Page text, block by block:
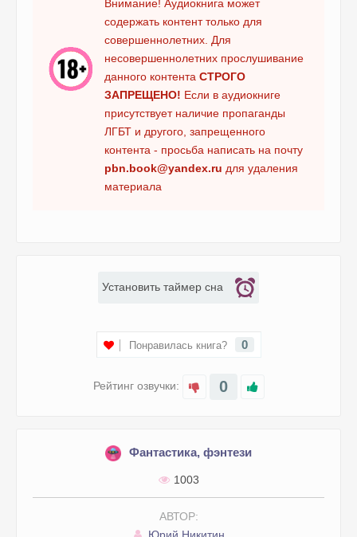
Внимание! Аудиокнига может
содержать контент только для
совершеннолетних. Для
несовершеннолетних прослушивание
данного контента СТРОГО
ЗАПРЕЩЕНО! Если в аудиокниге
присутствует наличие пропаганды
ЛГБТ и другого, запрещенного
контента - просьба написать на почту
pbn.book@yandex.ru для удаления
материала
Рейтинг озвучки: 0
Понравилась книга? 0
Установить таймер сна
Фантастика, фэнтези
1003
АВТОР: